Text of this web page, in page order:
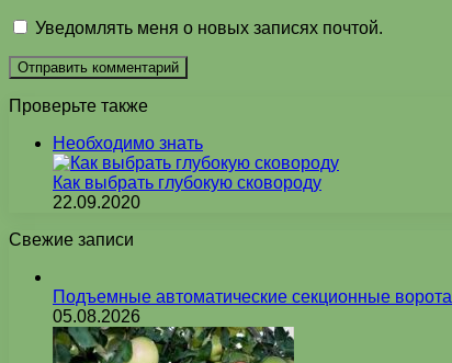
Уведомлять меня о новых записях почтой.
Проверьте также
Необходимо знать
Как выбрать глубокую сковороду
22.09.2020
Свежие записи
Подъемные автоматические секционные
05.08.2026